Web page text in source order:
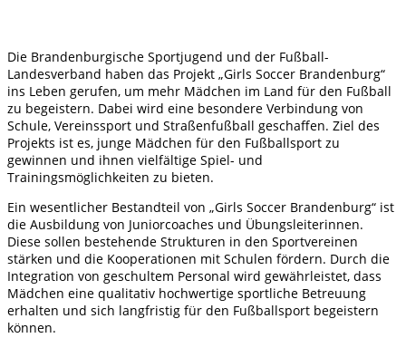
Die Brandenburgische Sportjugend und der Fußball-
Landesverband haben das Projekt „Girls Soccer Brandenburg“
ins Leben gerufen, um mehr Mädchen im Land für den Fußball
zu begeistern. Dabei wird eine besondere Verbindung von
Schule, Vereinssport und Straßenfußball geschaffen. Ziel des
Projekts ist es, junge Mädchen für den Fußballsport zu
gewinnen und ihnen vielfältige Spiel- und
Trainingsmöglichkeiten zu bieten.
Ein wesentlicher Bestandteil von „Girls Soccer Brandenburg“ ist
die Ausbildung von Juniorcoaches und Übungsleiterinnen.
Diese sollen bestehende Strukturen in den Sportvereinen
stärken und die Kooperationen mit Schulen fördern. Durch die
Integration von geschultem Personal wird gewährleistet, dass
Mädchen eine qualitativ hochwertige sportliche Betreuung
erhalten und sich langfristig für den Fußballsport begeistern
können.